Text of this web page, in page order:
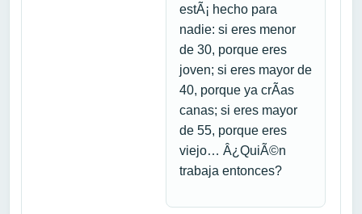
estÃ¡ hecho para
nadie: si eres menor
de 30, porque eres
joven; si eres mayor de
40, porque ya crÃ­as
canas; si eres mayor
de 55, porque eres
viejo… Â¿QuiÃ©n
trabaja entonces?